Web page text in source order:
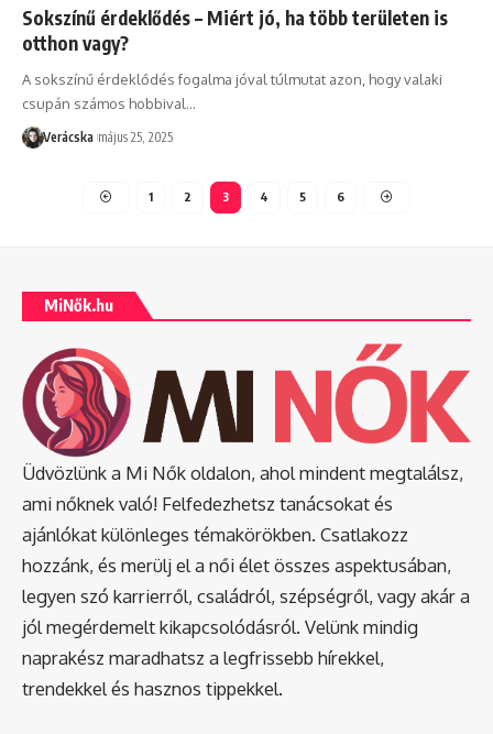
Sokszínű érdeklődés – Miért jó, ha több területen is
otthon vagy?
A sokszínű érdeklődés fogalma jóval túlmutat azon, hogy valaki
csupán számos hobbival…
Verácska május 25, 2025
1 2 3 4 5 6
MiNők.hu
Üdvözlünk a Mi Nők oldalon, ahol mindent megtalálsz,
ami nőknek való! Felfedezhetsz tanácsokat és
ajánlókat különleges témakörökben. Csatlakozz
hozzánk, és merülj el a női élet összes aspektusában,
legyen szó karrierről, családról, szépségről, vagy akár a
jól megérdemelt kikapcsolódásról. Velünk mindig
naprakész maradhatsz a legfrissebb hírekkel,
trendekkel és hasznos tippekkel.